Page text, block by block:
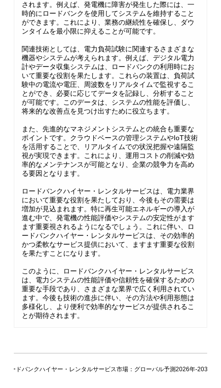
されます。例えば、発電機に障害が発生した際には、一
時的にロードバンクを使用してシステムを維持すること
ができます。これにより、業務の継続性を確保し、ダウ
ンタイムを最小限に抑えることが可能です。
関連技術としては、電力負荷試験に関連するさまざまな
機器やシステムが考えられます。例えば、デジタル電力
計やデータ収集システムは、ロードバンクの利用時にお
いて重要な役割を果たします。これらの装置は、負荷試
験中の電流や電圧、周波数をリアルタイムで監視するこ
とができ、必要に応じてデータを記録し、分析すること
が可能です。このデータは、システムの性能を評価し、
将来的な改善点を見つけ出すために役立ちます。
また、先進的なマネジメントシステムとの統合も重要な
ポイントです。クラウドベースの管理システムやIoT技術
を活用することで、リアルタイムでの状況把握や遠隔監
視が実現できます。これにより、運用コストの削減や効
率的なメンテナンスが可能となり、企業の競争力を高め
る要因となります。
ロードバンクハイヤー・レンタルサービスは、電力業界
において重要な役割を果たしており、今後もその需要は
増加が見込まれます。特に再生可能エネルギーの導入が
進む中で、発電機の性能評価やシステムの安定性がます
ます重要視されるようになるでしょう。これに伴い、ロ
ードバンクハイヤー・レンタルサービスは、その効率的
かつ柔軟なサービス提供において、ますます重要な役割
を果たすことになります。
このように、ロードバンクハイヤー・レンタルサービス
は、電力システムの性能評価や信頼性を確保するための
重要な手段であり、さまざまな業界で広く利用されてい
ます。今後も技術の進歩に伴い、その方法や利用形態は
多様化し、より便利で効率的なサービスが提供されるこ
とが期待されます。
ロードバンクハイヤー・レンタルサービス市場：グローバル予測2026年-2032年